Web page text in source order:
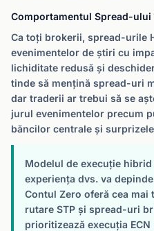
Comportamentul Spread-
Ca toți brokerii, spread-urile
evenimentelor de știri cu
lichiditate redusă și
tinde să mențină spread-uri
dar traderii ar trebui să se
jurul evenimentelor precum
băncilor centrale și
Modelul de execuție hibrid
experiența dvs. va
Contul Zero oferă cea mai
rutare STP și spread-uri
prioritizează execuția